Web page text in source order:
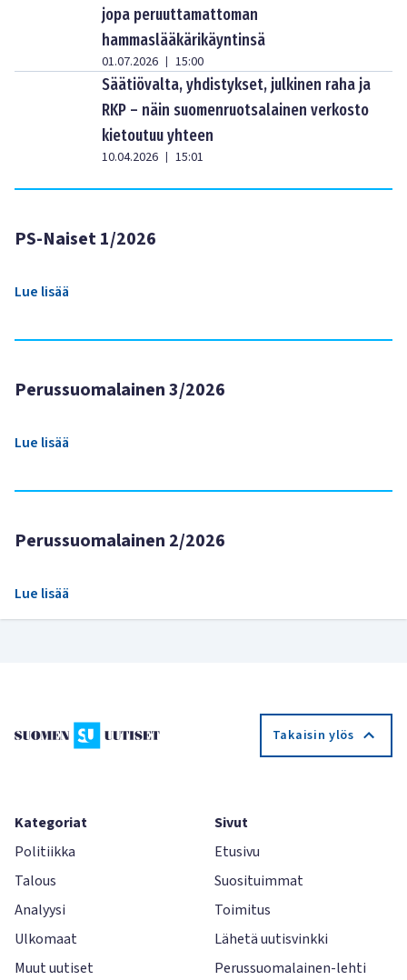
jopa peruuttamattoman
hammaslääkärikäyntinsä
01.07.2026 | 15:00
Säätiövalta, yhdistykset, julkinen raha ja
RKP – näin suomenruotsalainen verkosto
kietoutuu yhteen
10.04.2026 | 15:01
PS-Naiset 1/2026
Lue lisää
Perussuomalainen 3/2026
Lue lisää
Perussuomalainen 2/2026
Lue lisää
Takaisin ylös
Kategoriat
Politiikka
Talous
Analyysi
Ulkomaat
Muut uutiset
Sivut
Etusivu
Suosituimmat
Toimitus
Lähetä uutisvinkki
Perussuomalainen-lehti